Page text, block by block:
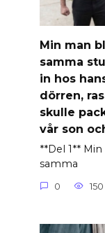
Min man
samma
in hos
dörren,
skulle
vår son
**Del 1**
samma
0 150